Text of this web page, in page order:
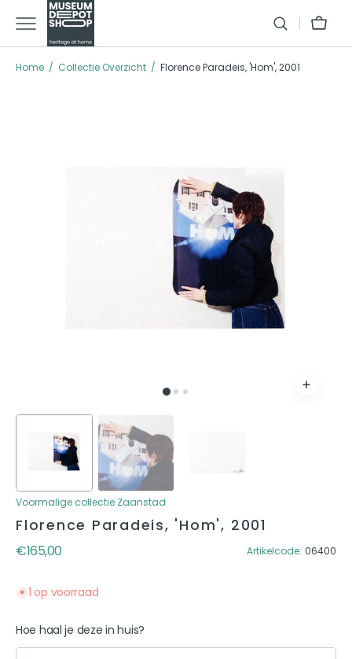
GA NAAR TEXT
Home Collectie Overzicht Florence Paradeis, 'Hom', 2001
Open media 1 in galleria modus
Voormalige collectie Zaanstad
Florence Paradeis, 'Hom', 2001
Reguliere prijs
€165,00 Artikelcode: 06400
1 op voorraad
Hoe haal je deze in huis?